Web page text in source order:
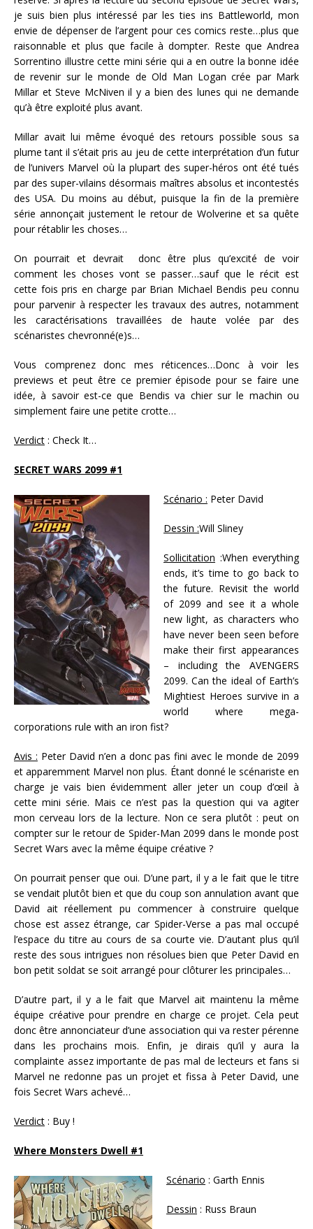
je suis bien plus intéressé par les ties ins Battleworld, mon
envie de dépenser de l’argent pour ces comics reste…plus que
raisonnable et plus que facile à dompter. Reste que Andrea
Sorrentino illustre cette mini série qui a en outre la bonne idée
de revenir sur le monde de Old Man Logan crée par Mark
Millar et Steve McNiven il y a bien des lunes qui ne demande
qu’à être exploité plus avant.
Millar avait lui même évoqué des retours possible sous sa
plume tant il s’était pris au jeu de cette interprétation d’un futur
de l’univers Marvel où la plupart des super-héros ont été tués
par des super-vilains désormais maîtres absolus et incontestés
des USA. Du moins au début, puisque la fin de la première
série annonçait justement le retour de Wolverine et sa quête
pour rétablir les choses…
On pourrait et devrait donc être plus qu’excité de voir
comment les choses vont se passer…sauf que le récit est
cette fois pris en charge par Brian Michael Bendis peu connu
pour parvenir à respecter les travaux des autres, notamment
les caractérisations travaillées de haute volée par des
scénaristes chevronné(e)s…
Vous comprenez donc mes réticences…Donc à voir les
previews et peut être ce premier épisode pour se faire une
idée, à savoir est-ce que Bendis va chier sur le machin ou
simplement faire une petite crotte…
Verdict : Check It…
SECRET WARS 2099 #1
Scénario : Peter David
Dessin :Will Sliney
Sollicitation :When everything
ends, it’s time to go back to
the future. Revisit the world
of 2099 and see it a whole
new light, as characters who
have never been seen before
make their first appearances
– including the AVENGERS
2099. Can the ideal of Earth’s
Mightiest Heroes survive in a
world where mega-
corporations rule with an iron fist?
Avis : Peter David n’en a donc pas fini avec le monde de 2099
et apparemment Marvel non plus. Étant donné le scénariste en
charge je vais bien évidemment aller jeter un coup d’œil à
cette mini série. Mais ce n’est pas la question qui va agiter
mon cerveau lors de la lecture. Non ce sera plutôt : peut on
compter sur le retour de Spider-Man 2099 dans le monde post
Secret Wars avec la même équipe créative ?
On pourrait penser que oui. D’une part, il y a le fait que le titre
se vendait plutôt bien et que du coup son annulation avant que
David ait réellement pu commencer à construire quelque
chose est assez étrange, car Spider-Verse a pas mal occupé
l’espace du titre au cours de sa courte vie. D’autant plus qu’il
reste des sous intrigues non résolues bien que Peter David en
bon petit soldat se soit arrangé pour clôturer les principales…
D’autre part, il y a le fait que Marvel ait maintenu la même
équipe créative pour prendre en charge ce projet. Cela peut
donc être annonciateur d’une association qui va rester pérenne
dans les prochains mois. Enfin, je dirais qu’il y aura la
complainte assez importante de pas mal de lecteurs et fans si
Marvel ne redonne pas un projet et fissa à Peter David, une
fois Secret Wars achevé…
Verdict : Buy !
Where Monsters Dwell #1
Scénario : Garth Ennis
Dessin : Russ Braun